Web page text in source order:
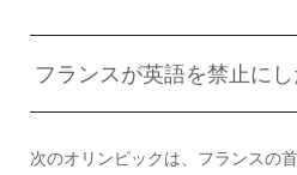
フランスが英語を禁止に
次のオリンピックは、フランスの